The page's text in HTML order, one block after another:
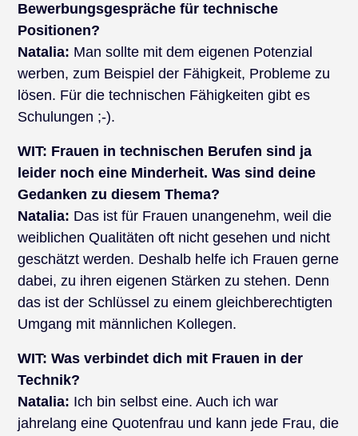
Bewerbungsgespräche für technische
Positionen?
Natalia: Man sollte mit dem eigenen Potenzial
werben, zum Beispiel der Fähigkeit, Probleme zu
lösen. Für die technischen Fähigkeiten gibt es
Schulungen ;-).
WIT: Frauen in technischen Berufen sind ja
leider noch eine Minderheit. Was sind deine
Gedanken zu diesem Thema?
Natalia: Das ist für Frauen unangenehm, weil die
weiblichen Qualitäten oft nicht gesehen und nicht
geschätzt werden. Deshalb helfe ich Frauen gerne
dabei, zu ihren eigenen Stärken zu stehen. Denn
das ist der Schlüssel zu einem gleichberechtigten
Umgang mit männlichen Kollegen.
WIT: Was verbindet dich mit Frauen in der
Technik?
Natalia: Ich bin selbst eine. Auch ich war
jahrelang eine Quotenfrau und kann jede Frau, die